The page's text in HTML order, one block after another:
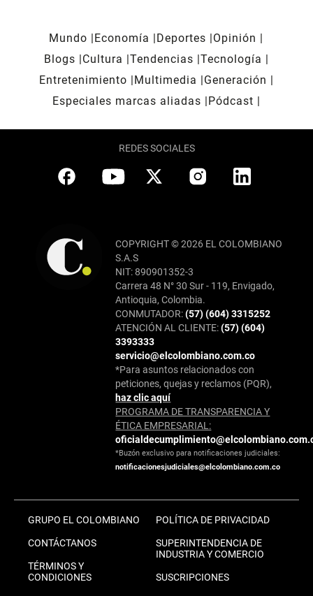
Mundo Economía Deportes
Opinión
Blogs
Cultura Tendencias Tecnología
Entretenimiento
Multimedia
Generación
Especiales marcas aliadas
Pódcast
REDES SOCIALES
COPYRIGHT © 2026 EL COLOMBIANO
S.A.S
NIT: 890901352-3
Carrera 48 N° 30 Sur - 119, Envigado,
Antioquia, Colombia.
CONMUTADOR:(57) (604) 3315252
ATENCIÓN AL CLIENTE:(57) (604)
3393333
servicio@elcolombiano.com.co
*Para asuntos relacionados con
peticiones, quejas y reclamos (PQR),
haz clic aquí
PROGRAMA DE TRANSPARENCIA Y
ÉTICA EMPRESARIAL:
*Buzón exclusivo para notificaciones judiciales:
notificacionesjudiciales@elcolombiano.com.co
GRUPO EL COLOMBIANO
CONTÁCTANOS
TÉRMINOS Y
CONDICIONES
POLÍTICA DE PRIVACIDAD
SUPERINTENDENCIA DE
INDUSTRIA Y COMERCIO
SUSCRIPCIONES